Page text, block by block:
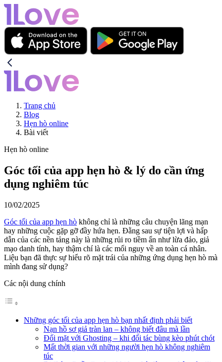
Trang chủ
Blog
Hẹn hò online
Bài viết
Hẹn hò online
Góc tối của app hẹn hò & lý do cần ứng
dụng nghiêm túc
10/02/2025
Góc tối của app hẹn hò không chỉ là những câu chuyện lãng mạn
hay những cuộc gặp gỡ đầy hứa hẹn. Đằng sau sự tiện lợi và hấp
dẫn của các nền tảng này là những rủi ro tiềm ẩn như lừa đảo, giả
mạo danh tính, hay thậm chí là các mối nguy về an toàn cá nhân.
Liệu bạn đã thực sự hiểu rõ mặt trái của những ứng dụng hẹn hò mà
mình đang sử dụng?
Các nội dung chính
Những góc tối của app hẹn hò bạn nhất định phải biết
Nạn hồ sơ giả tràn lan – không biết đâu mà lần
Đối mặt với Ghosting – khi đối tác bùng kèo phút chót
Mất thời gian với những người hẹn hò không nghiêm
túc